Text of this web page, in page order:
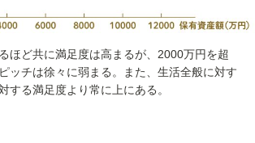
ほど共に満足度は高まるが、2000万円を超
ッチは徐々に弱まる。また、生活全般に対す
する満足度より常に上にある。